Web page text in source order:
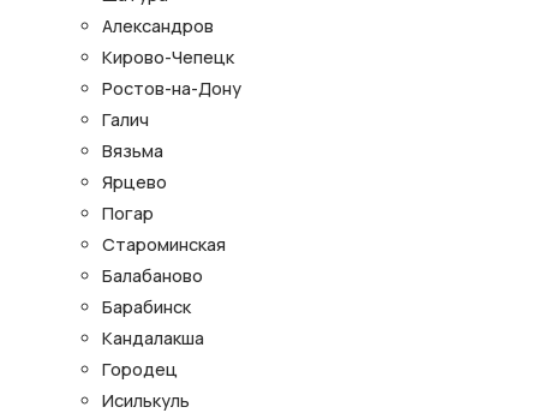
Александров
Кирово-Чепецк
Ростов-на-Дону
Галич
Вязьма
Ярцево
Погар
Староминская
Балабаново
Барабинск
Кандалакша
Городец
Исилькуль